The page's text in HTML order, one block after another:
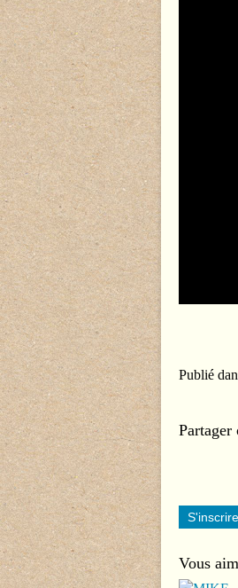
Publié
Partager
Vous